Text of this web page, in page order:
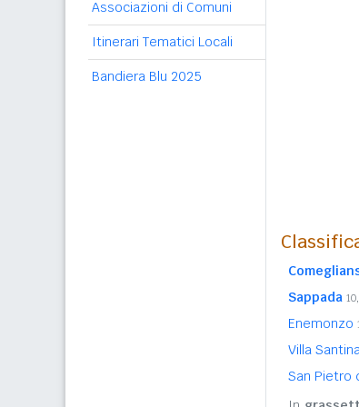
Associazioni di Comuni
Itinerari Tematici Locali
Bandiera Blu 2025
Sappada
Enemonzo
Villa
San Pietro